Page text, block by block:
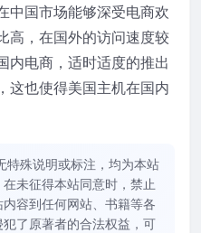
中国市场能够深受电商欢
高，在国外的访问速度较
内电商，适时适度的推出
这也使得美国主机在国内
特殊说明或标注，均为本站
未征得本站同意时，禁止
容到任何网站、书籍等各
了原著者的合法权益，可